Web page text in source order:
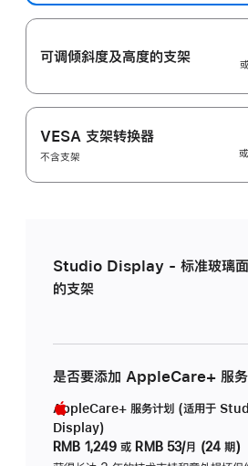
可调倾斜度及高‍度的支‍架
VESA 支架转换器
不含支架
Studio Display - 标准玻璃面
的支架
是否要添加 AppleCare+ 服务
AppleCare+ 服务计划 (适用于
Display)
RMB 1,249 或 RMB 53/月 (24 期)